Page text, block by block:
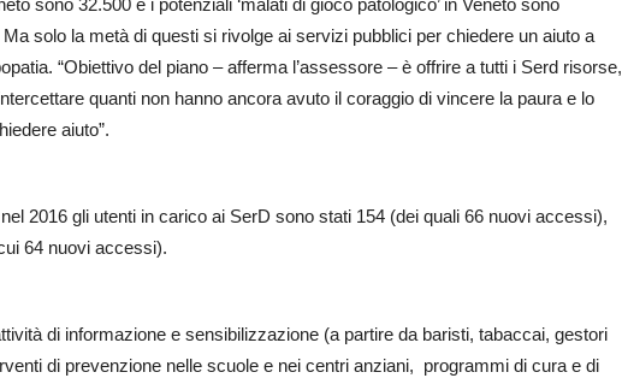
sono 32.500 e i potenziali ‘malati di gioco patologico’ in Veneto sono
solo la metà di questi si rivolge ai servizi pubblici per chiedere un aiuto a
“Obiettivo del piano – afferma l’assessore – è offrire a tutti i Serd risorse,
quanti non hanno ancora avuto il coraggio di vincere la paura e lo
aiuto”.
2016 gli utenti in carico ai SerD sono stati 154 (dei quali 66 nuovi accessi),
64 nuovi accessi).
di informazione e sensibilizzazione (a partire da baristi, tabaccai, gestori
di prevenzione nelle scuole e nei centri anziani, programmi di cura e di